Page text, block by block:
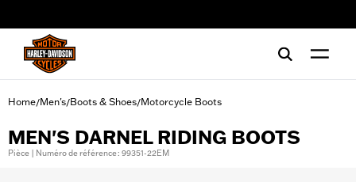
Home/Men's/Boots & Shoes/Motorcycle Boots
MEN'S DARNEL RIDING BOOTS
Pièce | Numéro de référence : 99351-22EM